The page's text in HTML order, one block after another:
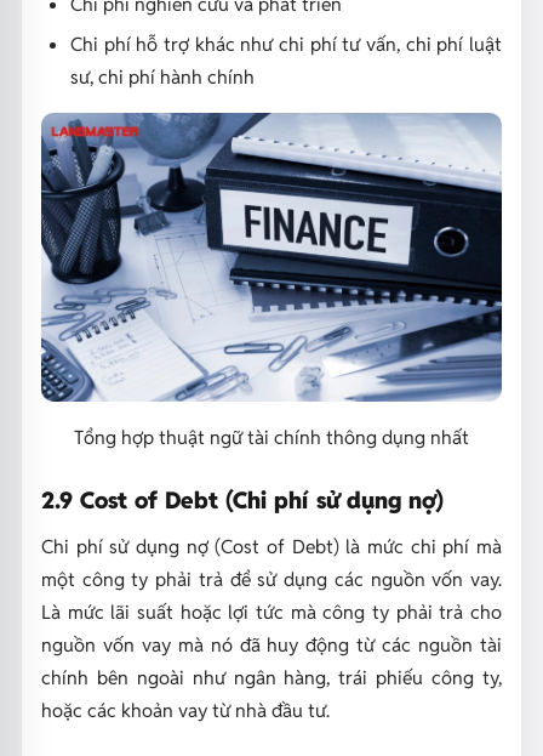
Chi phí hỗ trợ khác như chi phí tư vấn, chi phí luật
sư, chi phí hành chính
Tổng hợp thuật ngữ tài chính thông dụng nhất
2.9 Cost of Debt (Chi phí sử dụng nợ)
Chi phí sử dụng nợ (Cost of Debt) là mức chi phí mà
một công ty phải trả để sử dụng các nguồn vốn vay.
Là mức lãi suất hoặc lợi tức mà công ty phải trả cho
nguồn vốn vay mà nó đã huy động từ các nguồn tài
chính bên ngoài như ngân hàng, trái phiếu công ty,
hoặc các khoản vay từ nhà đầu tư.